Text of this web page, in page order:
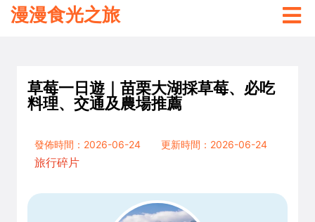
漫漫食光之旅
草莓一日遊｜苗栗大湖採草莓、必吃
料理、交通及農場推薦
發佈時間：2026-06-24
更新時間：2026-06-24
旅行碎片